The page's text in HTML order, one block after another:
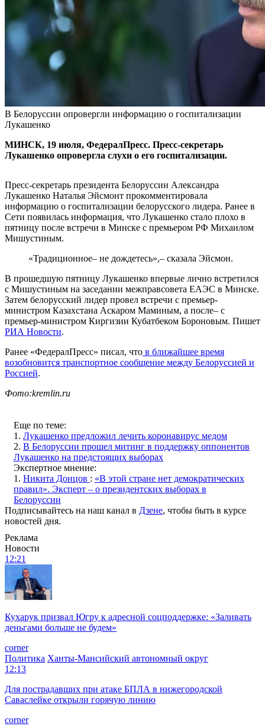
В Белоруссии опровергли информацию о госпитализации
Лукашенко
МИНСК, 19 июля, ФедералПресс. Пресс-секретарь
Лукашенко опровергла слухи о его госпитализации.
Пресс-секретарь президента Белоруссии Александра
Лукашенко Наталья Эйсмонт прокомментировала
информацию о госпитализации белорусского лидера. Ранее в
Сети появилась информация, что Лукашенко стало плохо в
пятницу после встречи в Минске с премьером РФ Михаилом
Мишустиным.
«Традиционное– не дождетесь»,– сказала Эйсмон.
В прошедшую пятницу Лукашенко впервые лично встретился
с Мишустиным на заседании межправсовета ЕАЭС в Минске.
Затем белорусский лидер провел встречи с премьер-
министром Казахстана Аскаром Маминым, а после– с
премьер-министром Киргизии Кубатбеком Бороновым. Пишет
РИА Новости.
Ранее «ФедералПресс» писал, что в ближайшее время
возобновится транспортное сообщение между Белоруссией и
Россией.
Фото:kremlin.ru
Еще по теме:
1. Лукашенко предложил лечить коронавирус медом
2. В Белоруссии прошел митинг в поддержку оппонентов
Лукашенко на предстоящих выборах
Экспертное мнение:
1. Никита Донцов : «В этой стране нет демократических
правил». Эксперт – о президентских выборах в
Белоруссии
Подписывайтесь на наш канал в Дзене, чтобы быть в курсе
новостей дня.
Реклама
Новости
12:21
Кухарук призвал Югру к адресной соцподдержке: «Заливать
деньгами больше не будем»
corner
Политика Ханты-Мансийский автономный округ
12:13
Для пострадавших при атаке БПЛА в нижегородской
Саваслейке открыли горячую линию
corner